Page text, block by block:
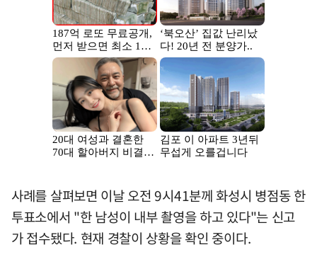
사례를 살펴보면 이날 오전 9시41분께 화성시 병점동 한
투표소에서 "한 남성이 내부 촬영을 하고 있다"는 신고
가 접수됐다. 현재 경찰이 상황을 확인 중이다.